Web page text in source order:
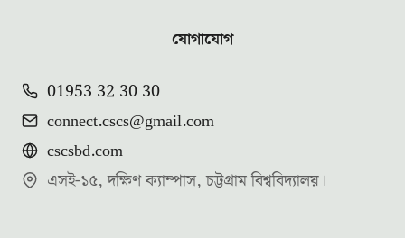
যোগাযোগ
01953 32 30 30
connect.cscs@gmail.com
cscsbd.com
এসই-১৫, দক্ষিণ ক্যাম্পাস, চট্টগ্রাম বিশ্ববিদ্যালয়।